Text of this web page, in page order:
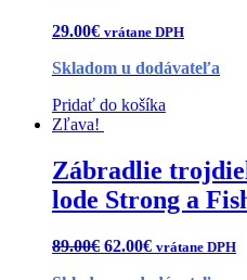
29.00€ vrátane DPH
Skladom u dodávateľa
Pridať do košíka
Zľava!
Zábradlie
lode Strong a
89.00€ 62.00€ vrátane DPH